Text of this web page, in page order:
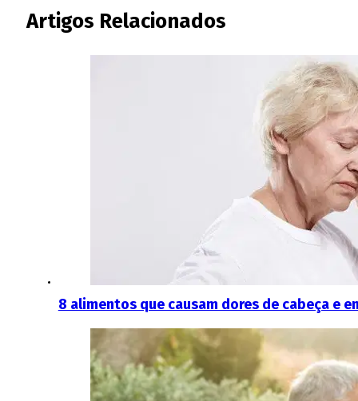
Artigos Relacionados
8 alimentos que causam dores de cabeça e